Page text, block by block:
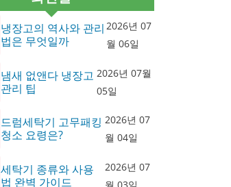
냉장고의 역사와 관리
법은 무엇일까
2026년 07
월 06일
냄새 없앤다 냉장고
관리 팁
2026년 07월
05일
드럼세탁기 고무패킹
청소 요령은?
2026년 07
월 04일
세탁기 종류와 사용
법 완벽 가이드
2026년 07
월 03일